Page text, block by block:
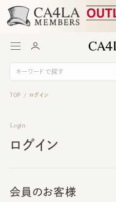
TOP / ログイン
Login
ログイン
会員のお客様